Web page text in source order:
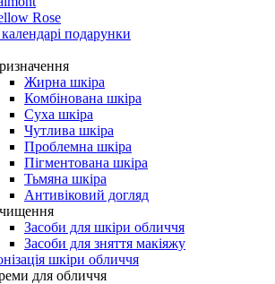
Rose
подарунки
Жирна шкіра
Комбінована шкіра
Суха шкіра
Чутлива шкіра
Проблемна шкіра
Пігментована шкіра
Тьмяна шкіра
Антивіковий догляд
Засоби для шкіри обличчя
Засоби для зняття макіяжу
шкіри обличчя
для обличчя